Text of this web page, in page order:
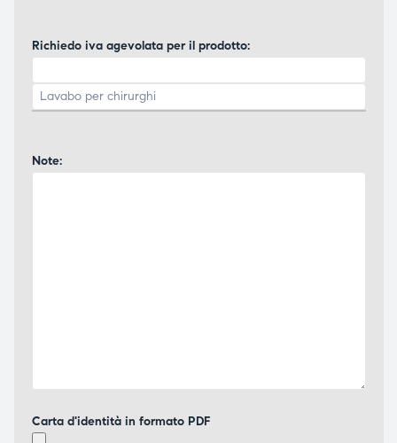
Richiedo iva agevolata per il prodotto:
Note:
Carta d'identità in formato PDF